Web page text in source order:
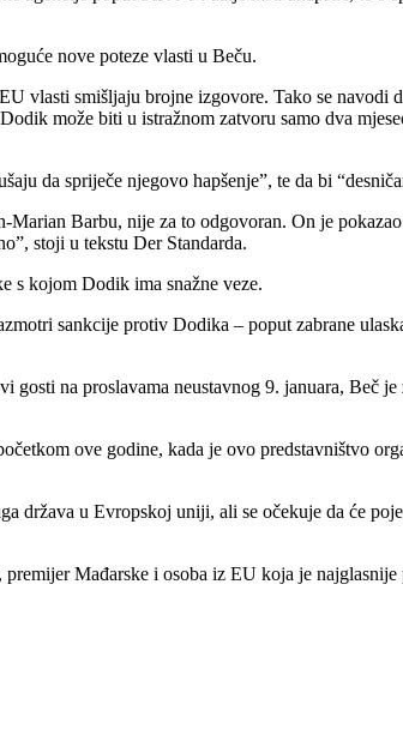
nove poteze vlasti u Beču.
vlasti smišljaju brojne izgovore. Tako se navodi
može biti u istražnom zatvoru samo dva
da spriječe njegovo hapšenje”, te da bi
Barbu, nije za to odgovoran. On je
stoji u tekstu Der Standarda.
s kojom Dodik ima snažne veze.
sankcije protiv Dodika – poput zabrane
na proslavama neustavnog 9. januara, Beč
ove godine, kada je ovo predstavništvo
u Evropskoj uniji, ali se očekuje da će
Mađarske i osoba iz EU koja je